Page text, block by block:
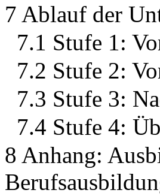
7 Ablauf der
7.1 Stufe 1:
7.2 Stufe 2:
7.3 Stufe 3:
7.4 Stufe 4:
8 Anhang: